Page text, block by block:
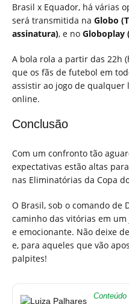
Brasil x Equador, há várias
será transmitida na Globo
assinatura), e no Globoplay
A bola rola a partir das 22h
que os fãs de futebol em
assistir ao jogo de qualquer
online.
Conclusão
Com um confronto tão
expectativas estão altas
nas Eliminatórias da Copa
O Brasil, sob o comando de
caminho das vitórias em
e emocionante. Não deixe
e, para aqueles que vão
palpites!
Conteúdo